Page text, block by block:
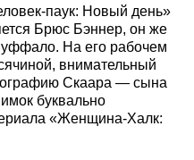
паук: Новый день»
Брюс Бэннер, он же
На его рабочем
внимательный
Скаара — сына
буквально
«Женщина-Халк: